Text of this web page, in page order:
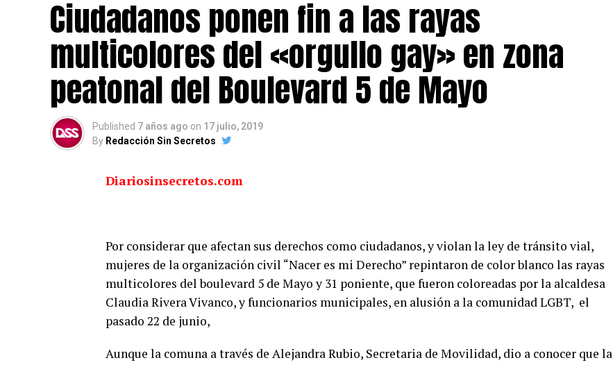
Ciudadanos ponen fin a las rayas
multicolores del «orgullo gay» en zona
peatonal del Boulevard 5 de Mayo
Published 7 años ago on 17 julio, 2019
By Redacción Sin Secretos
Diariosinsecretos.com
Por considerar que afectan sus derechos como ciudadanos, y violan la ley de tránsito vial,
mujeres de la organización civil “Nacer es mi Derecho” repintaron de color blanco las rayas
multicolores del boulevard 5 de Mayo y 31 poniente, que fueron coloreadas por la alcaldesa
Claudia Rivera Vivanco, y funcionarios municipales, en alusión a la comunidadLGBT, el
pasado 22 de junio,
Aunque la comuna a través de Alejandra Rubio, Secretaria de Movilidad, dio a conocer que la